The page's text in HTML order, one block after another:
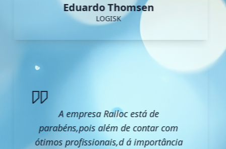
Eduardo Thomsen
LOGISK
A empresa Railoc está de
parabéns,pois além de contar com
ótimos profissionais,d á importância